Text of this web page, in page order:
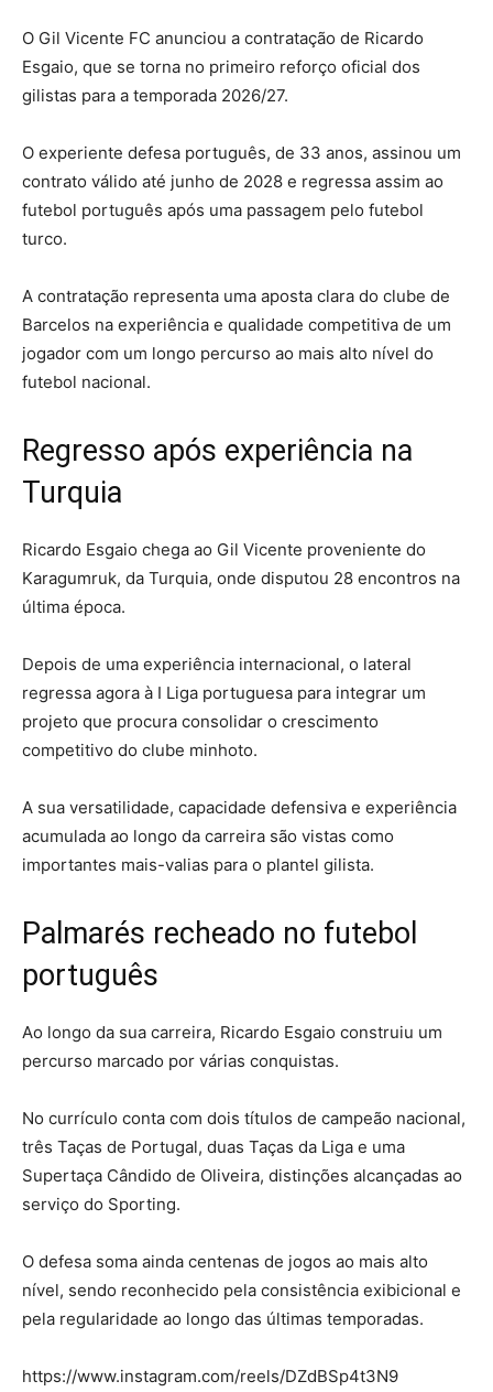
O Gil Vicente FC anunciou a contratação de Ricardo
Esgaio, que se torna no primeiro reforço oficial dos
gilistas para a temporada 2026/27.
O experiente defesa português, de 33 anos, assinou um
contrato válido até junho de 2028 e regressa assim ao
futebol português após uma passagem pelo futebol
turco.
A contratação representa uma aposta clara do clube de
Barcelos na experiência e qualidade competitiva de um
jogador com um longo percurso ao mais alto nível do
futebol nacional.
Regresso após experiência na
Turquia
Ricardo Esgaio chega ao Gil Vicente proveniente do
Karagumruk, da Turquia, onde disputou 28 encontros na
última época.
Depois de uma experiência internacional, o lateral
regressa agora à I Liga portuguesa para integrar um
projeto que procura consolidar o crescimento
competitivo do clube minhoto.
A sua versatilidade, capacidade defensiva e experiência
acumulada ao longo da carreira são vistas como
importantes mais-valias para o plantel gilista.
Palmarés recheado no futebol
português
Ao longo da sua carreira, Ricardo Esgaio construiu um
percurso marcado por várias conquistas.
No currículo conta com dois títulos de campeão nacional,
três Taças de Portugal, duas Taças da Liga e uma
Supertaça Cândido de Oliveira, distinções alcançadas ao
serviço do Sporting.
O defesa soma ainda centenas de jogos ao mais alto
nível, sendo reconhecido pela consistência exibicional e
pela regularidade ao longo das últimas temporadas.
https://www.instagram.com/reels/DZdBSp4t3N9